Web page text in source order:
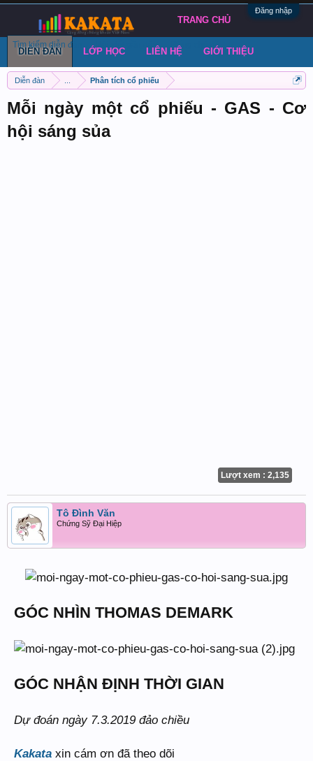
Đăng nhập
Diễn đàn Phân tích cổ phiếu
Mỗi ngày một cổ phiếu - GAS - Cơ
hội sáng sủa
Lượt xem : 2,135
Tô Đình Văn
Chứng Sỹ Đại Hiệp
GÓC NHÌN THOMAS DEMARK
GÓC NHẬN ĐỊNH THỜI GIAN
Dự đoán ngày 7.3.2019 đảo chiều
Kakata xin cám ơn đã theo dõi
TRANG CHỦ
DIỄN ĐÀN
Tìm kiếm diễn đàn Bài viết gần đây Đăng chủ đề
LỚP HỌC LIÊN HỆ GIỚI THIỆU